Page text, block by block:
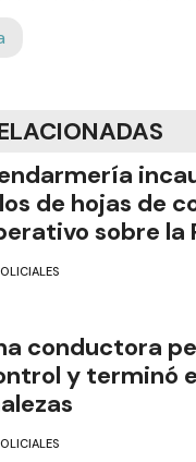
de hojas de
sobre la
conductora
y terminó